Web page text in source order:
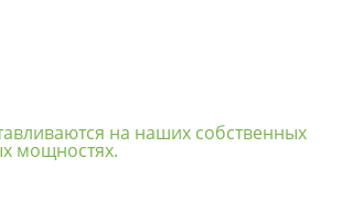
на наших собственных
мощностях.